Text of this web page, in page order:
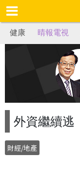
健康 晴報電視
外資繼續逃
財經/地產